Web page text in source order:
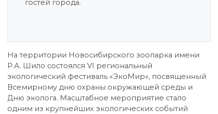
гостей города.
На территории Новосибирского зоопарка имени
Р.А. Шило состоялся VI региональный
экологический фестиваль «ЭкоМир», посвященный
Всемирному дню охраны окружающей среды и
Дню эколога. Масштабное мероприятие стало
одним из крупнейших экологических событий